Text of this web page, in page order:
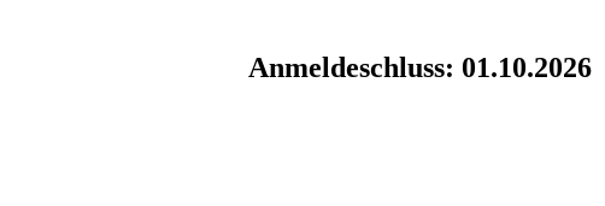
Anmeldeschluss: 01.10.2026